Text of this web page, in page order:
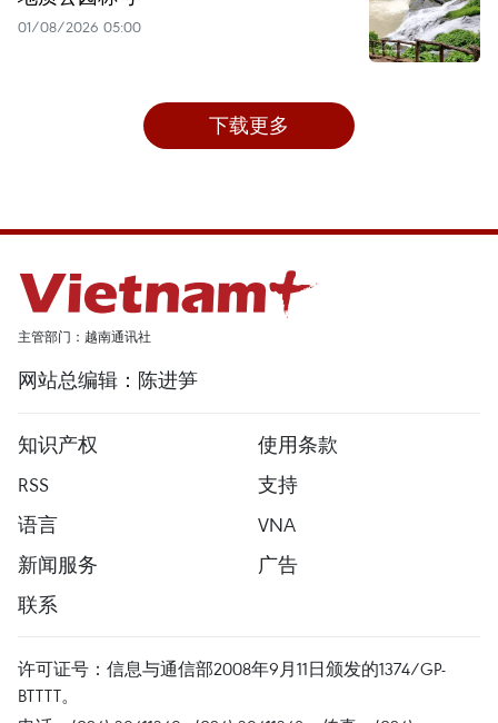
01/08/2026 05:00
下载更多
主管部门：越南通讯社
网站总编辑：陈进笋
知识产权
使用条款
RSS
支持
语言
VNA
新闻服务
广告
联系
许可证号：信息与通信部2008年9月11日颁发的1374/GP-
BTTTT。